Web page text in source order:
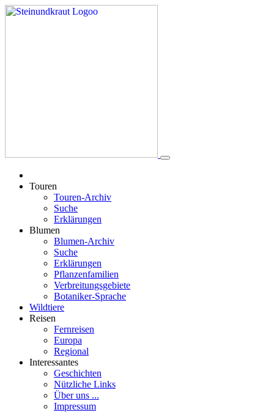
Touren
Touren-Archiv
Suche
Erklärungen
Blumen
Blumen-Archiv
Suche
Erklärungen
Pflanzenfamilien
Verbreitungsgebiete
Botaniker-Sprache
Wildtiere
Reisen
Fernreisen
Europa
Regional
Interessantes
Geschichten
Nützliche Links
Über uns ...
Impressum